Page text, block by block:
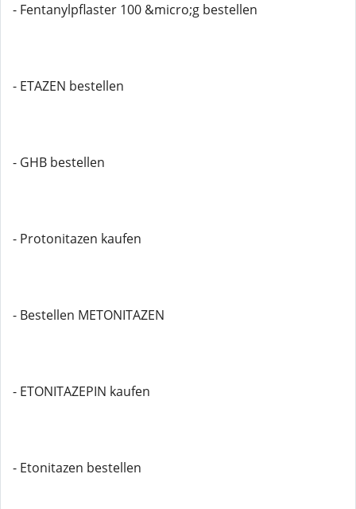
- Fentanylpflaster 100 &micro;g bestellen
- ETAZEN bestellen
- GHB bestellen
- Protonitazen kaufen
- Bestellen METONITAZEN
- ETONITAZEPIN kaufen
- Etonitazen bestellen